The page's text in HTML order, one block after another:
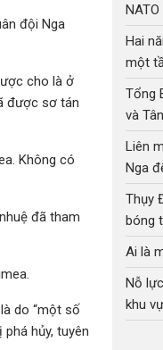
đội Nga
cho là ở
được sơ tán
Không có
đã tham
do “một số
hủy, tuyên
Hai
một
Tổng
và
Liên
Nga
Thụy
bóng
Ai là
Nỗ
khu